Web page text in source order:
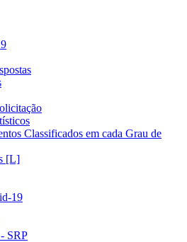
Classificados em cada Grau de
[L]
19
SRP